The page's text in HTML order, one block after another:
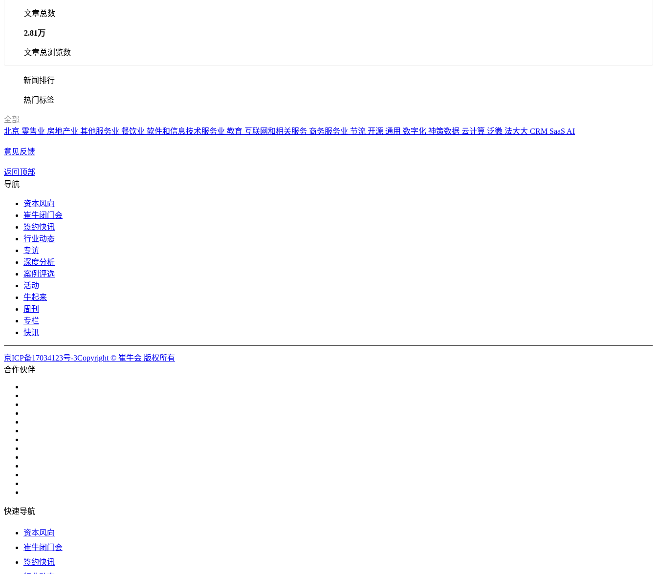
文章总数
2.81万
文章总浏览数
新闻排行
热门标签
全部
北京 零售业 房地产业 其他服务业 餐饮业 软件和信息技术服务业 教育 互联网和相关服务 商务服务业 节流 开源 通用 数字化 神策数据 云计算 泛微 法大大 CRM SaaS AI
意见反馈
返回顶部
导航
资本风向
崔牛闭门会
签约快讯
行业动态
专访
深度分析
案例评选
活动
牛起来
周刊
专栏
快讯
京ICP备17034123号-3Copyright © 崔牛会 版权所有
合作伙伴
快速导航
资本风向
崔牛闭门会
签约快讯